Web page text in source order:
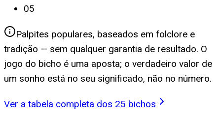
05
Palpites populares, baseados em folclore e
tradição — sem qualquer garantia de resultado. O
jogo do bicho é uma aposta; o verdadeiro valor de
um sonho está no seu significado, não no número.
Ver a tabela completa dos 25 bichos